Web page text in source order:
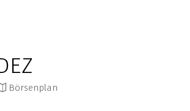
Börsenplan